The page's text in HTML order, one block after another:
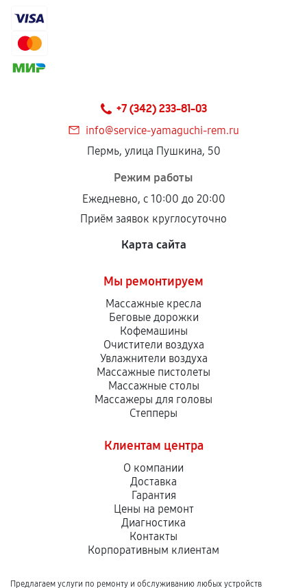
+7 (342) 233-81-03
info@service-yamaguchi-rem.ru
Пермь, улица Пушкина, 50
Режим работы
Ежедневно, с 10:00 до 20:00
Приём заявок круглосуточно
Карта сайта
Мы ремонтируем
Массажные кресла
Беговые дорожки
Кофемашины
Очистители воздуха
Увлажнители воздуха
Массажные пистолеты
Массажные столы
Массажеры для головы
Степперы
Клиентам центра
О компании
Доставка
Гарантия
Цены на ремонт
Диагностика
Контакты
Корпоративным клиентам
Предлагаем услуги по ремонту и обслуживанию любых устройств